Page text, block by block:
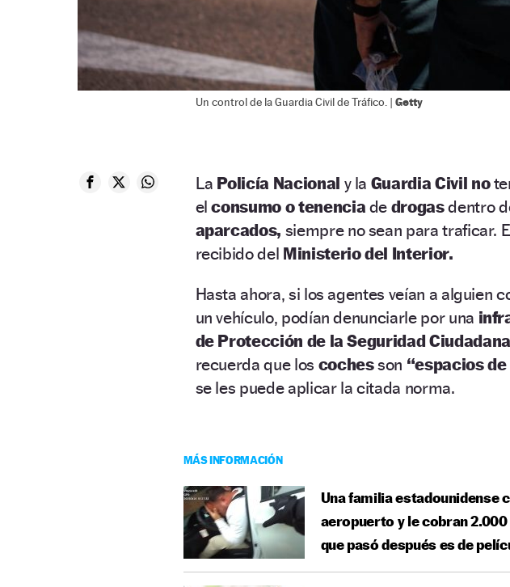
Un control de la Guardia Civil de Tráfico. | Getty
La Policía Nacional y la Guardia Civil no
elconsumo o tenencia de drogasdentro
aparcados, siempre no sean para traficar.
recibido del Ministerio del Interior.
Hasta ahora, si los agentes veían a alguien
un vehículo, podían denunciarle por una
de Protección de la Seguridad
recuerda que los cochesson “espacios
se les puede aplicar la citada norma.
MÁS INFORMACIÓN
Una familia estadounidense
aeropuerto y le cobran
que pasó después es de